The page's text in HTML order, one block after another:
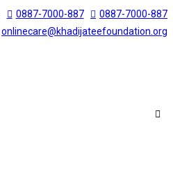
0887-7000-887
0887-7000-887
onlinecare@khadijateefoundation.org